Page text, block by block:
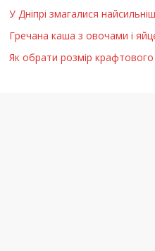
У Дніпрі змагалися
Гречана каша з овочами і
Як обрати розмір крафтового